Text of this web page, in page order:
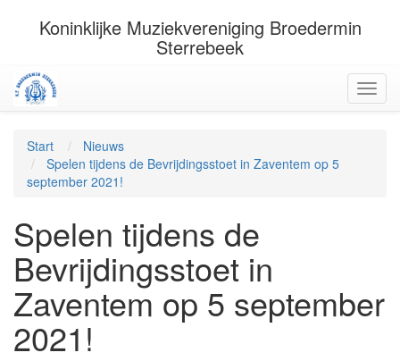
Koninklijke Muziekvereniging Broedermin
Sterrebeek
Start
Nieuws
Spelen tijdens de Bevrijdingsstoet in Zaventem op 5
september 2021!
Spelen tijdens de
Bevrijdingsstoet in
Zaventem op 5 september
2021!